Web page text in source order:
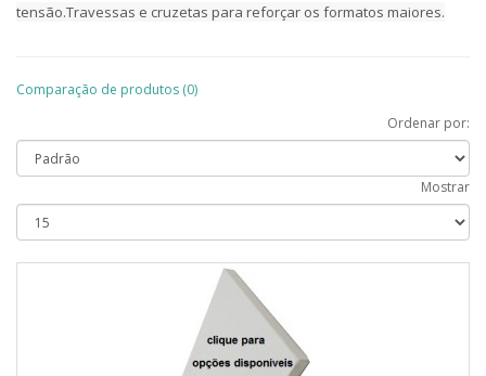
tensão.Travessas e cruzetas para reforçar os formatos maiores.
Comparação de produtos (0)
Ordenar por:
Mostrar